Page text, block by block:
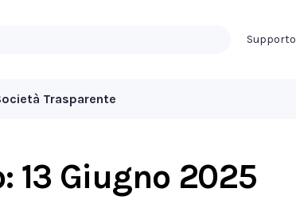
Supporto
Trasparente
13 Giugno 2025